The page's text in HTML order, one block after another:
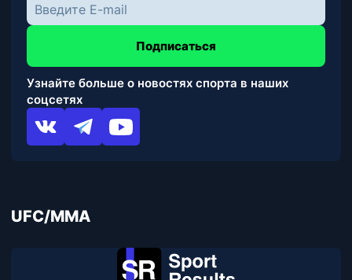
Подписаться
Узнайте больше о новостях спорта в наших
соцсетях
UFC/MMA